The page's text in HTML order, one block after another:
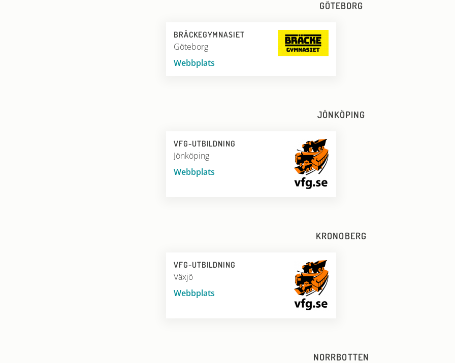
GÖTEBORG
BRÄCKEGYMNASIET
Göteborg
Webbplats
JÖNKÖPING
VFG-UTBILDNING
Jönköping
Webbplats
KRONOBERG
VFG-UTBILDNING
Växjö
Webbplats
NORRBOTTEN